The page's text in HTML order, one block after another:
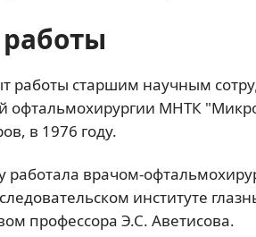
работы старшим научным
офтальмохирургии МНТК
в 1976 году.
работала врачом-
институте
профессора Э.С. Аветисова.